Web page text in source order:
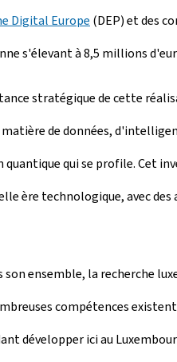
Digital Europe (DEP) et des
s'élevant à 8,5 millions
stratégique de cette
de données,
qui se profile. Cet
ère technologique, avec
ensemble, la recherche
compétences
développer ici au